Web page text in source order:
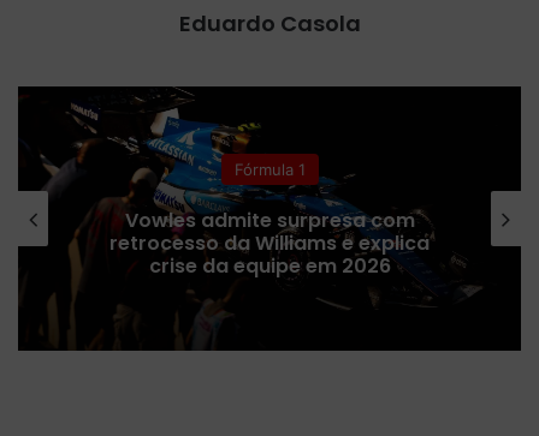
Eduardo Casola
Indy
IndyCar em Portland: confira os
horários da 13ª etapa da temporada
2026 e onde assistir